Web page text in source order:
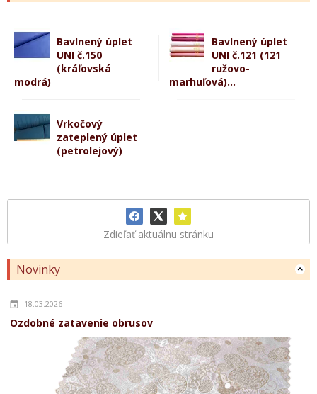
Bavlnený úplet
UNI č.150
(kráľovská
modrá)
Bavlnený úplet
UNI č.121 (121
ružovo-
marhuľová)...
Vrkočový
zateplený úplet
(petrolejový)
Zdieľať aktuálnu stránku
Novinky
18.03.2026
Ozdobné zatavenie obrusov